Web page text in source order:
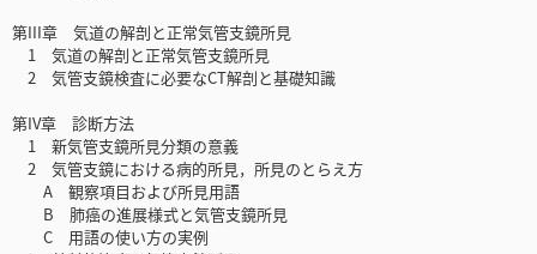
第III章 気道の解剖と正常気管支鏡所見
1 気道の解剖と正常気管支鏡所見
2 気管支鏡検査に必要なCT解剖と基礎知識
第IV章 診断方法
1 新気管支鏡所見分類の意義
2 気管支鏡における病的所見，所見のとらえ方
A 観察項目および所見用語
B 肺癌の進展様式と気管支鏡所見
C 用語の使い方の実例